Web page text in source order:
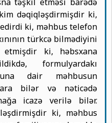
dəqiqləşdirmişdir ki,
ki, məhbus telefon
türkcə bilmədiyini
ki, həbsxana
formulyardakı
dair məhbusun
bilər və nəticədə
icazə verilə bilər.
ki, məhbus